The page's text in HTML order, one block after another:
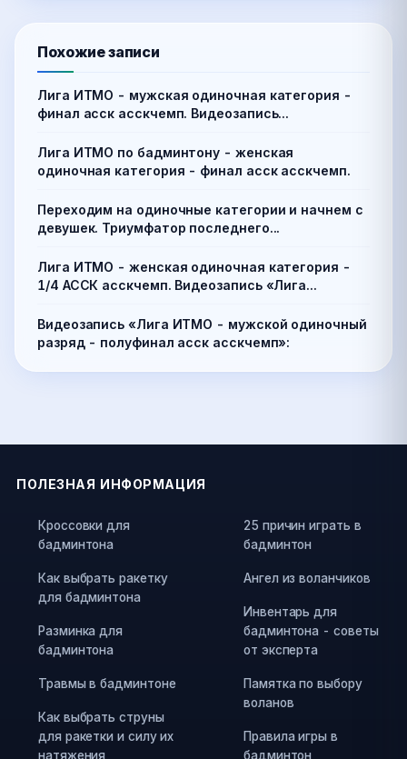
Похожие записи
Лига ИТМО - мужская одиночная категория -
финал асск асскчемп. Видеозапись...
Лига ИТМО по бадминтону - женская
одиночная категория - финал асск асскчемп.
Переходим на одиночные категории и начнем с
девушек. Триумфатор последнего...
Лига ИТМО - женская одиночная категория -
1/4 АССК асскчемп. Видеозапись «Лига...
Видеозапись «Лига ИТМО - мужской одиночный
разряд - полуфинал асск асскчемп»:
ПОЛЕЗНАЯ ИНФОРМАЦИЯ
Кроссовки для
бадминтона
Как выбрать ракетку
для бадминтона
Разминка для
бадминтона
Травмы в бадминтоне
Как выбрать струны
для ракетки и силу их
натяжения
25 причин играть в
бадминтон
Ангел из воланчиков
Инвентарь для
бадминтона - советы
от эксперта
Памятка по выбору
воланов
Правила игры в
бадминтон